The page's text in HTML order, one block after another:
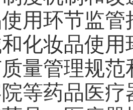
用环节监
化妆品使
量管理规
等药品医